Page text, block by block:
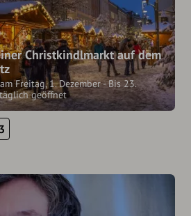
Christkindlmarkt auf dem
Freitag, 1. Dezember - Bis 23.
geöffnet